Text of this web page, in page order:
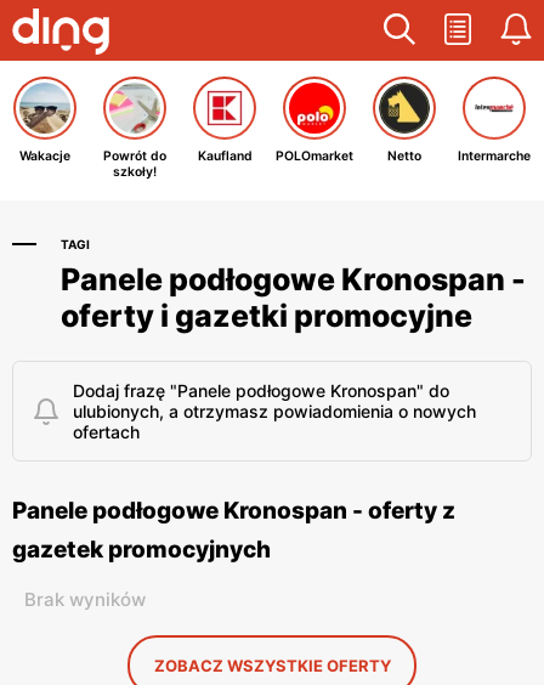
Wakacje
Powrót do
szkoły!
Kaufland POLOmarket Netto Intermarche
TAGI
Panele podłogowe Kronospan -
oferty i gazetki promocyjne
Dodaj frazę "Panele podłogowe Kronospan" do
ulubionych, a otrzymasz powiadomienia o nowych
ofertach
Panele podłogowe Kronospan - oferty z
gazetek promocyjnych
Brak wyników
ZOBACZ WSZYSTKIE OFERTY